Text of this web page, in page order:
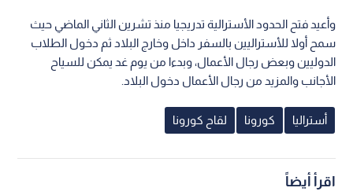
وأعيد فتح الحدود الأسترالية تدريجيا منذ تشرين الثاني الماضي حيث
سمح أولا للأستراليين بالسفر داخل وخارج البلاد ثم دخول الطلاب
الدوليين وبعض رجال الأعمال، وبدءا من يوم غد يمكن للسياح
الأجانب والمزيد من رجال الأعمال دخول البلاد.
أستراليا كورونا لقاح كورونا
اقرأ أيضاً